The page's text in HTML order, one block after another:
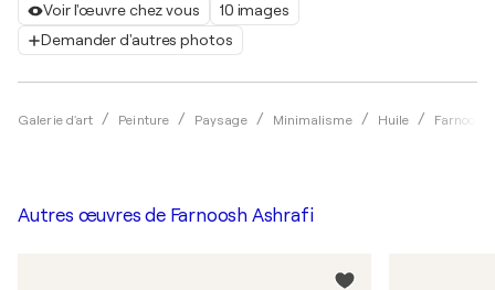
Voir l'œuvre chez vous
10 images
Demander d'autres photos
Galerie d'art Peinture Paysage Minimalisme Huile
Autres œuvres de Farnoosh Ashrafi